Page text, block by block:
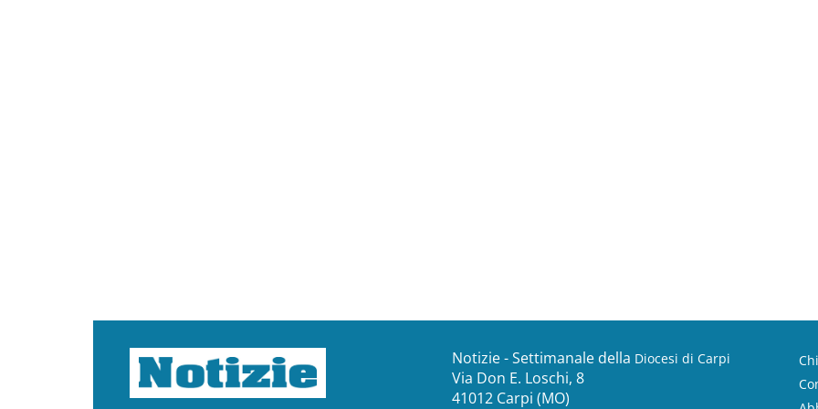
Notizie - Settimanale della Diocesi di Carpi
Via Don E. Loschi, 8
41012 Carpi (MO)